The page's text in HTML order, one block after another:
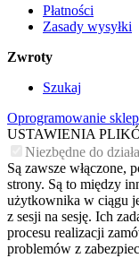
Płatności
Zasady wysyłki
Zwroty
Szukaj
Oprogramowanie
USTAWIENIA
Niezbędne do
Są zawsze włączone,
strony. Są to między
użytkownika w ciągu
z sesji na sesję. Ich
procesu realizacji
problemów z